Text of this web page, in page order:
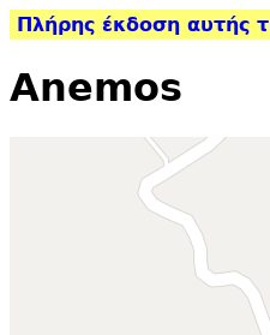
Πλήρης έκδοση αυτής
Anemos